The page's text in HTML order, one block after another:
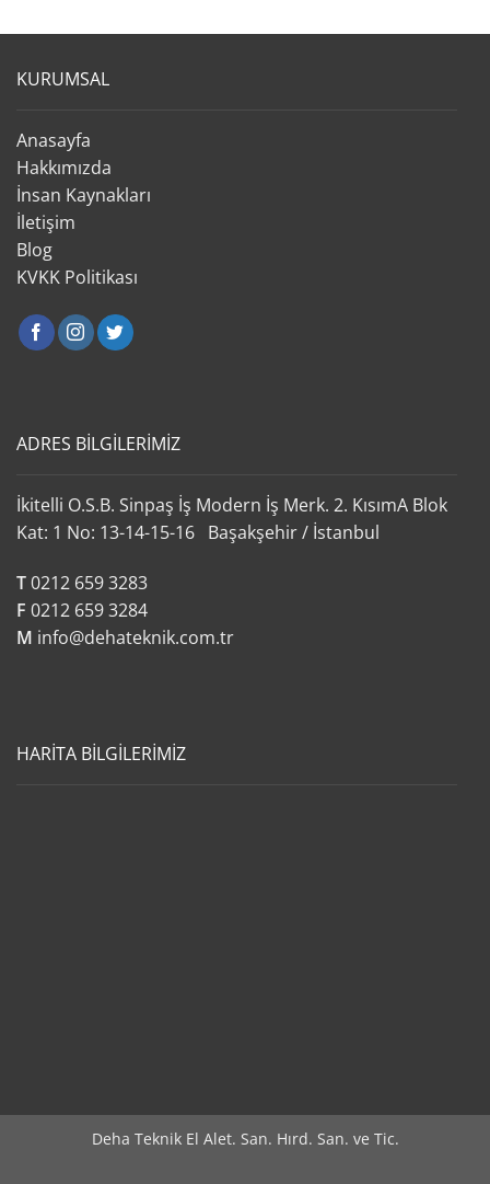
KURUMSAL
Anasayfa
Hakkımızda
İnsan Kaynakları
İletişim
Blog
KVKK Politikası
ADRES BİLGİLERİMİZ
İkitelli O.S.B. Sinpaş İş Modern İş Merk. 2. KısımA Blok
Kat: 1 No: 13-14-15-16 Başakşehir / İstanbul
T0212 659 3283
F 0212 659 3284
M info@dehateknik.com.tr
HARİTA BİLGİLERİMİZ
Deha Teknik El Alet. San. Hırd. San. ve Tic.